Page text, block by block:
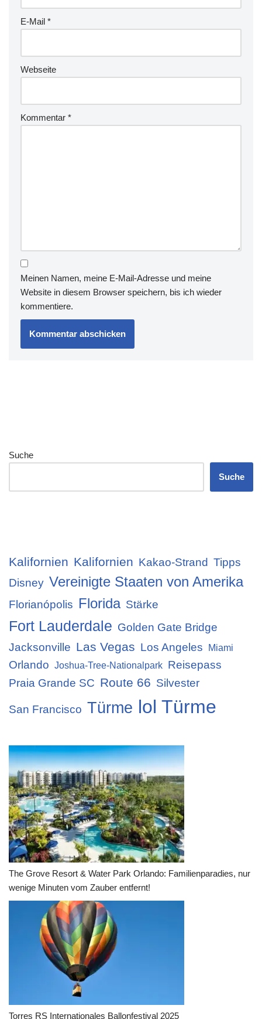
E-Mail *
Webseite
Kommentar *
Meinen Namen, meine E-Mail-Adresse und meine
Website in diesem Browser speichern, bis ich wieder
kommentiere.
Suche
Suche
Kalifornien Kalifornien Kakao-Strand Tipps
Disney Vereinigte Staaten von Amerika
Florianópolis Florida Stärke
Fort Lauderdale Golden Gate Bridge
Jacksonville Las Vegas Los Angeles Miami
Orlando Joshua-Tree-Nationalpark Reisepass
Praia Grande SC Route 66 Silvester
San Francisco Türme lol Türme
The Grove Resort & Water Park Orlando: Familienparadies, nur
wenige Minuten vom Zauber entfernt!
Torres RS Internationales Ballonfestival 2025